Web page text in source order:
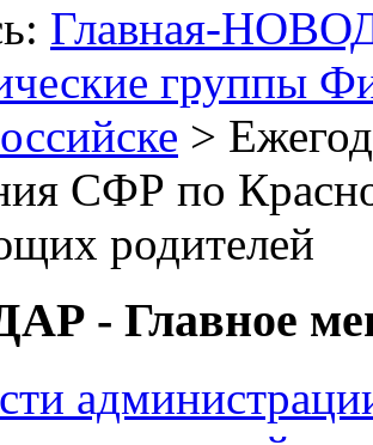
Главная-
группы
>
СФР по
родителей
- Главное